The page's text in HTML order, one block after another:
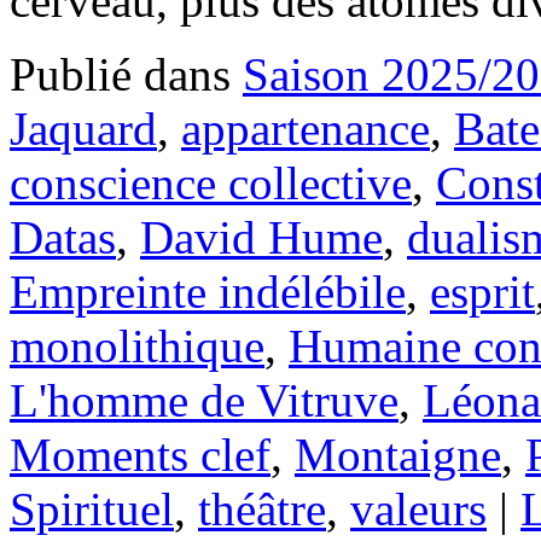
Publié dans Saison 2025/
Jaquard, appartenance,
conscience collective,
Datas, David Hume,
Empreinte indélébile, esprit
monolithique, Humaine
L'homme de Vitruve,
Moments clef, Montaigne,
Spirituel, théâtre, valeurs |